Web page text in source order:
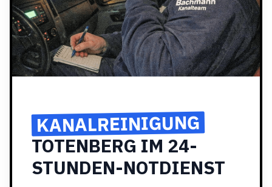
KANALREINIGUNG
TOTENBERG IM 24-
STUNDEN-NOTDIENST